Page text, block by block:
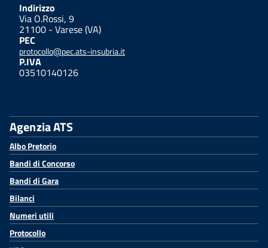
Indirizzo
Via O.Rossi, 9
21100 - Varese (VA)
PEC
protocollo@pec.ats-insubria.it
P.IVA
03510140126
Agenzia ATS
Albo Pretorio
Bandi di Concorso
Bandi di Gara
Bilanci
Numeri utili
Protocollo